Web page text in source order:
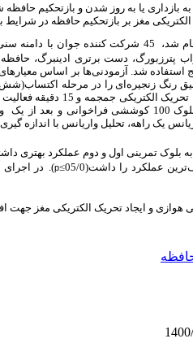
بازداری یا به روز شدن و بازتحکیم
مغز بر بازتحکیم حافظه در
پترزبورگ، دست برتری ادینبرگ،
استفاده شد. آزمودنی‌ها بر اساس
یک راهه، تحلیل واریانس با اندازه
بلوک تمرینی اول و دوم عملکرد بهتری
عملکرد را داشت(05/0
≥
p
).
هوازی و ایجاد تحریک الکتریکی مغز